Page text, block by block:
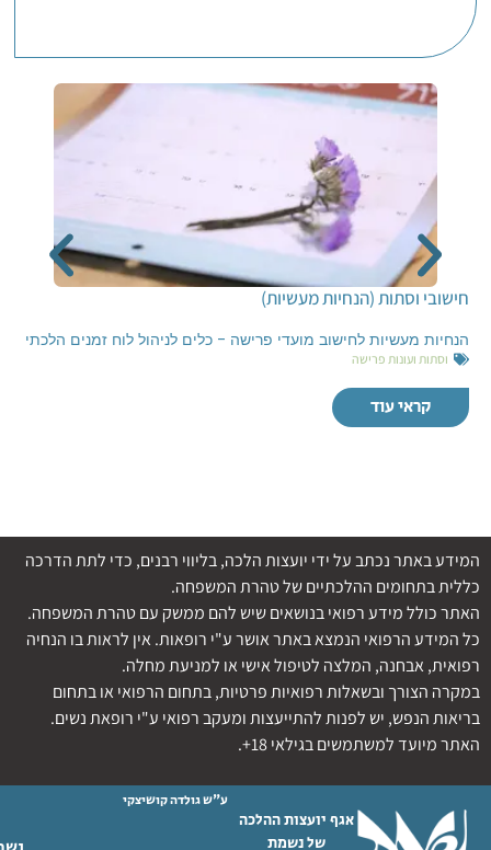
חישובי וסתות (הנחיות מעשיות)
הנחיות מעשיות לחישוב מועדי פרישה - כלים לניהול לוח זמנים הלכתי
וסתות ועונות פרישה
קראי עוד
המידע באתר נכתב על ידי יועצות הלכה, בליווי רבנים, כדי לתת הדרכה
כללית בתחומים ההלכתיים של טהרת המשפחה.
האתר כולל מידע רפואי בנושאים שיש להם ממשק עם טהרת המשפחה.
כל המידע הרפואי הנמצא באתר אושר ע"י רופאות. אין לראות בו הנחיה
רפואית, אבחנה, המלצה לטיפול אישי או למניעת מחלה.
במקרה הצורך ובשאלות רפואיות פרטיות, בתחום הרפואי או בתחום
בריאות הנפש, יש לפנות להתייעצות ומעקב רפואי ע"י רופאת נשים.
האתר מיועד למשתמשים בגילאי 18+.
אגף יועצות ההלכה
של נשמת
ע"ש גולדה קושיצקי